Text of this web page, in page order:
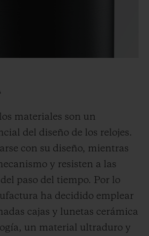
materiales son un
del diseño de los relojes.
con su diseño, mientras
y resisten a las
paso del tiempo. Por lo
ha decidido emplear
cajas y lunetas cerámica
un material ultraduro y